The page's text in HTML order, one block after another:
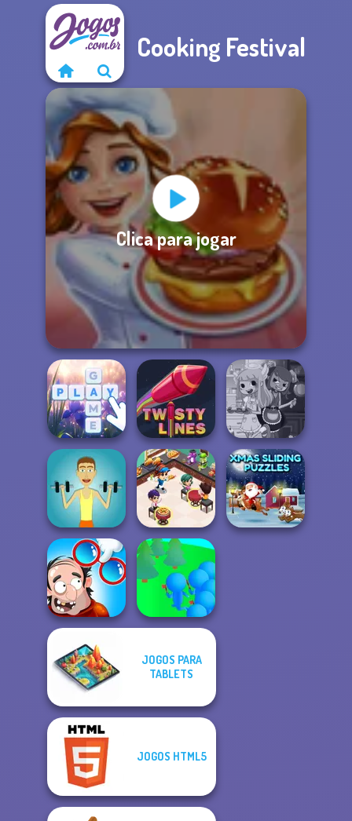
Cooking Festival
Clica para jogar
Bubble Letters Twisty Lines Devilish Cooking
Muscle Clicker
Cooking
Restaurant
Kitchen
DOP Puzzle:
Displace One Part
Crowd
JOGOS PARA
TABLETS
JOGOS HTML5